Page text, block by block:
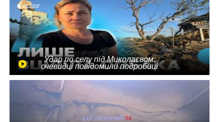
Удар по селу під Миколаєвом:
очевидці повідомили подробиці